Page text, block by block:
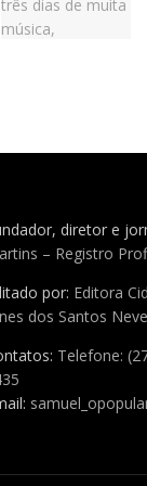
diretor e
– Registro
por: Editora
dos Santos
Telefone: